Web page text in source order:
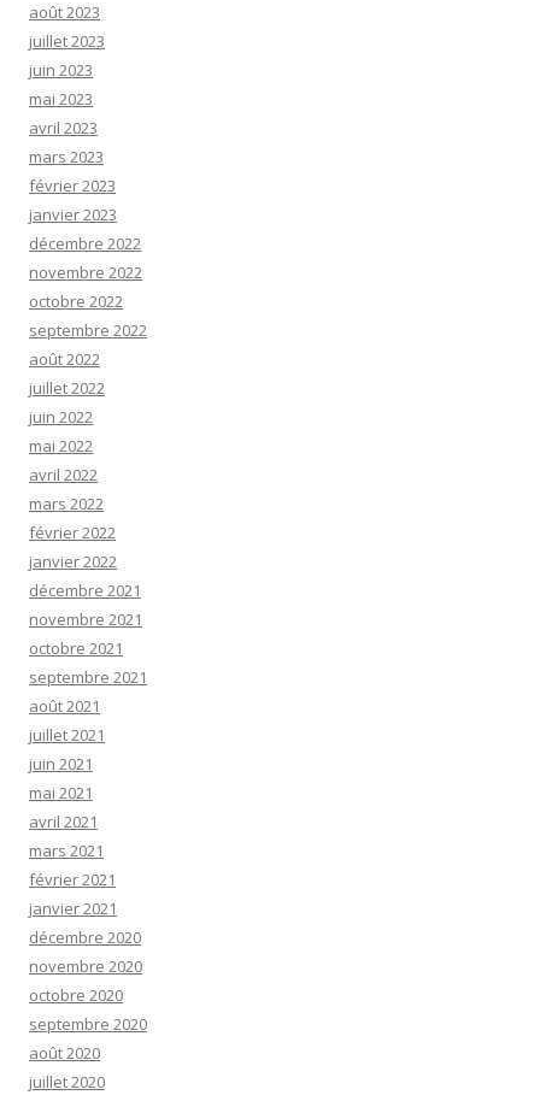
août 2023
juillet 2023
juin 2023
mai 2023
avril 2023
mars 2023
février 2023
janvier 2023
décembre 2022
novembre 2022
octobre 2022
septembre 2022
août 2022
juillet 2022
juin 2022
mai 2022
avril 2022
mars 2022
février 2022
janvier 2022
décembre 2021
novembre 2021
octobre 2021
septembre 2021
août 2021
juillet 2021
juin 2021
mai 2021
avril 2021
mars 2021
février 2021
janvier 2021
décembre 2020
novembre 2020
octobre 2020
septembre 2020
août 2020
juillet 2020